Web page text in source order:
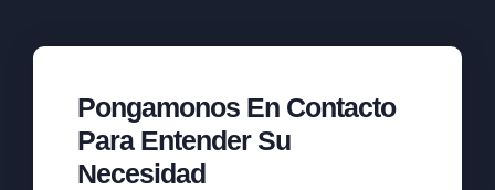
Pongamonos En Contacto
Para Entender Su
Necesidad